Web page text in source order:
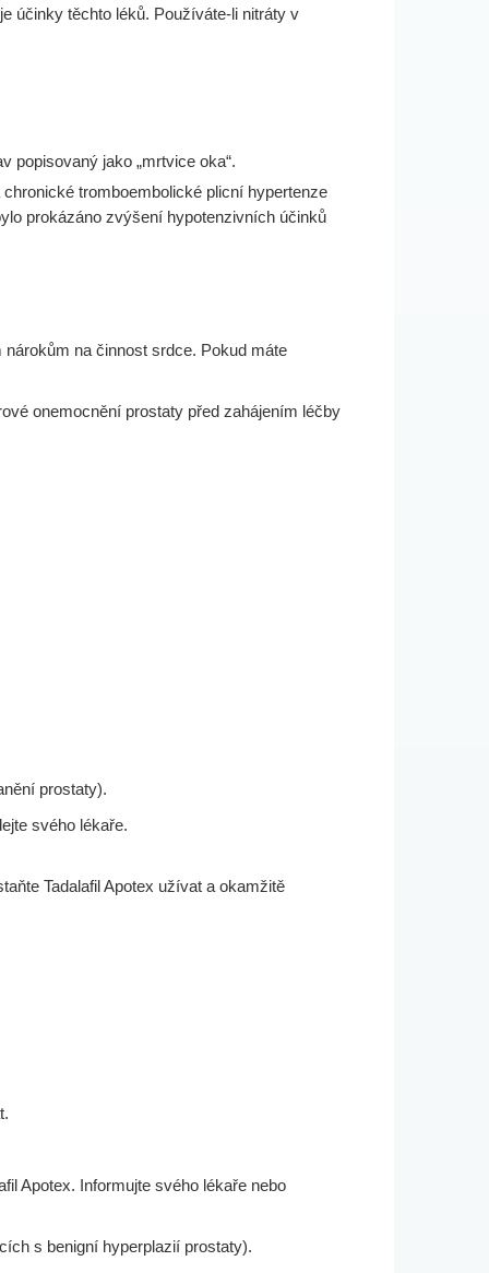
účinky těchto léků. Používáte-li nitráty v
popisovaný jako „mrtvice oka“.
tromboembolické plicní hypertenze
prokázáno zvýšení hypotenzivních účinků
na činnost srdce. Pokud máte
onemocnění prostaty před zahájením léčby
prostaty).
svého lékaře.
Tadalafil Apotex užívat a okamžitě
Apotex. Informujte svého lékaře nebo
s benigní hyperplazií prostaty).